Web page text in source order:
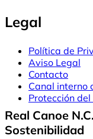
Legal
Política de
Aviso Legal
Contacto
Canal interno
Protección
Real Canoe
Sostenibilidad